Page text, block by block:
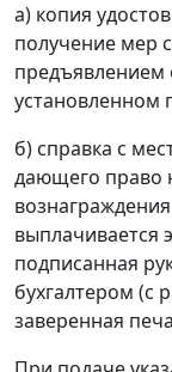
а) копия
получение мер
предъявлением
установленном
б) справка с
дающего право
выплачивается
подписанная
бухгалтером (с
заверенная